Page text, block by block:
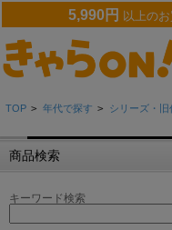
5,990円 以上の
TOP > 年代で探す > シリーズ・旧
商品検索
キーワード検索